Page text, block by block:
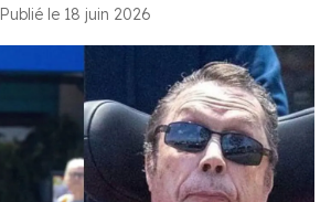
Publié le 18 juin 2026